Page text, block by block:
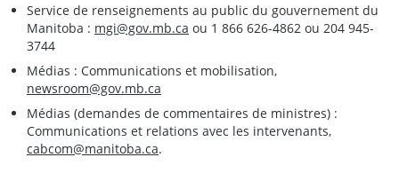
Service de renseignements au public du gouvernement du
Manitoba : mgi@gov.mb.ca ou 1 866 626-4862 ou 204 945-
3744
Médias : Communications et mobilisation,
newsroom@gov.mb.ca
Médias (demandes de commentaires de ministres) :
Communications et relations avec les intervenants,
cabcom@manitoba.ca.